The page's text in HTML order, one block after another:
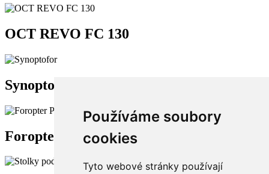
Používáme soubory
cookies
Tyto webové stránky používají
OCT REVO FC 130
Synoptofor
Foropter Phoromat 2000